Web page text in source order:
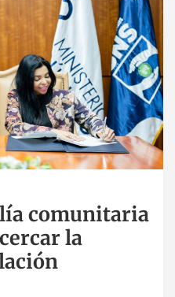
comunitaria
la